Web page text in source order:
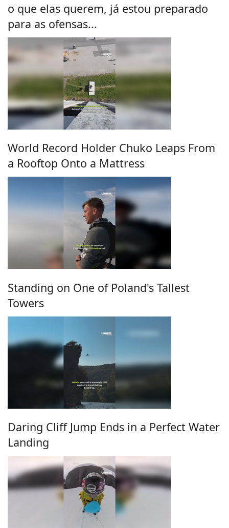
o que elas querem, já estou preparado
para as ofensas...
World Record Holder Chuko Leaps From
a Rooftop Onto a Mattress
Standing on One of Poland's Tallest
Towers
Daring Cliff Jump Ends in a Perfect Water
Landing